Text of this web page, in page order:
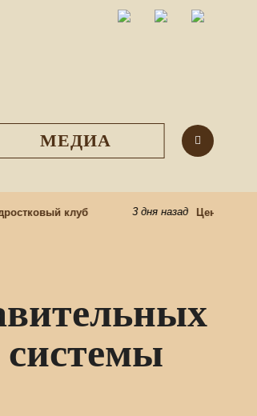
МЕДИА
клуб 3 дня назад Центр
системы